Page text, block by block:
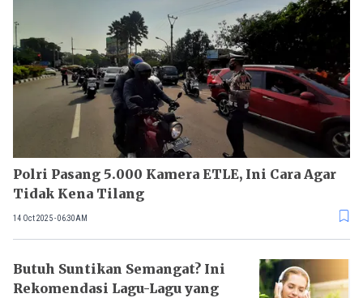
Polri Pasang 5.000 Kamera ETLE, Ini Cara Agar
Tidak Kena Tilang
14 Oct 2025 - 06:30AM
Butuh Suntikan Semangat? Ini
Rekomendasi Lagu-Lagu yang